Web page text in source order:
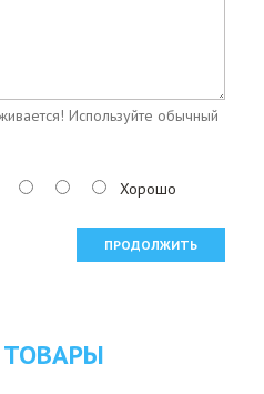
Используйте обычный
Хорошо
ПРОДОЛЖИТЬ